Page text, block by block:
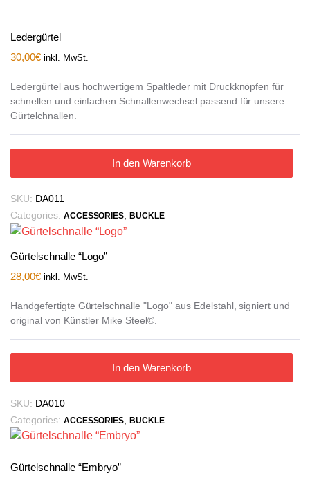
Ledergürtel
30,00€ inkl. MwSt.
Ledergürtel aus hochwertigem Spaltleder mit Druckknöpfen für
schnellen und einfachen Schnallenwechsel passend für unsere
Gürtelchnallen.
In den Warenkorb
SKU: DA011
Categories: ACCESSORIES ,BUCKLE
Gürtelschnalle “Logo”
28,00€ inkl. MwSt.
Handgefertigte Gürtelschnalle "Logo" aus Edelstahl, signiert und
original von Künstler Mike Steel©.
In den Warenkorb
SKU: DA010
Categories: ACCESSORIES ,BUCKLE
Gürtelschnalle “Embryo”